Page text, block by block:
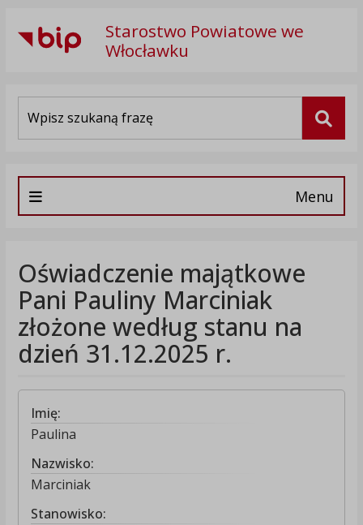
Starostwo Powiatowe we
Włocławku
Menu
Oświadczenie majątkowe
Pani Pauliny Marciniak
złożone według stanu na
dzień 31.12.2025 r.
Imię:
Paulina
Nazwisko:
Marciniak
Stanowisko: